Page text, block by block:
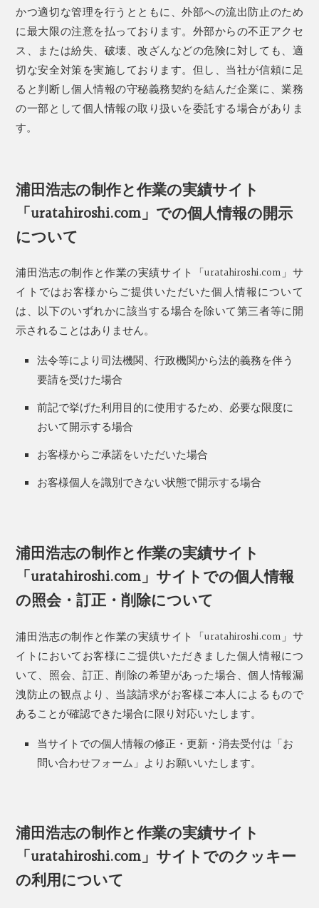
かつ適切な管理を行うとともに、外部への流出防止のため
に最大限の注意を払っております。外部からの不正アクセ
ス、または紛失、破壊、改ざんなどの危険に対しても、適
切な安全対策を実施しております。但し、当社が信頼に足
ると判断し個人情報の守秘義務契約を結んだ企業に、業務
の一部として個人情報の取り扱いを委託する場合がありま
す。
浦田浩志の制作と作業の実績サイト
「uratahiroshi.com」での個人情報の開示
について
浦田浩志の制作と作業の実績サイト「uratahiroshi.com」サ
イトではお客様からご提供いただいた個人情報について
は、以下のいずれかに該当する場合を除いて第三者等に開
示されることはありません。
法令等により司法機関、行政機関から法的義務を伴う
要請を受けた場合
前記で挙げた利用目的に使用するため、必要な限度に
おいて開示する場合
お客様からご承諾をいただいた場合
お客様個人を識別できない状態で開示する場合
浦田浩志の制作と作業の実績サイト
「uratahiroshi.com」サイトでの個人情報
の照会・訂正・削除について
浦田浩志の制作と作業の実績サイト「uratahiroshi.com」サ
イトにおいてお客様にご提供いただきました個人情報につ
いて、照会、訂正、削除の希望があった場合、個人情報漏
洩防止の観点より、当該請求がお客様ご本人によるもので
あることが確認できた場合に限り対応いたします。
当サイトでの個人情報の修正・更新・消去受付は「お
問い合わせフォーム」よりお願いいたします。
浦田浩志の制作と作業の実績サイト
「uratahiroshi.com」サイトでのクッキー
の利用について